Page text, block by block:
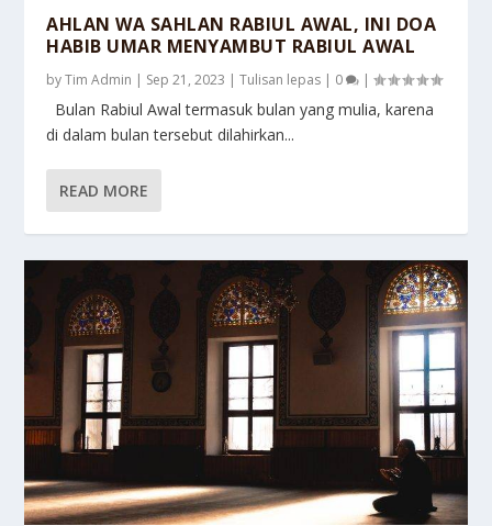
AHLAN WA SAHLAN RABIUL AWAL, INI DOA
HABIB UMAR MENYAMBUT RABIUL AWAL
byTim Admin | Sep 21, 2023 |Tulisan lepas | 0 |
Bulan Rabiul Awal termasuk bulan yang mulia, karena
di dalam bulan tersebut dilahirkan...
READ MORE